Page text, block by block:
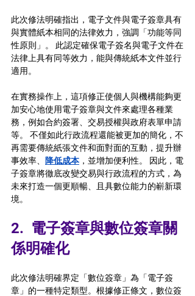
此次修法明確指出，電子文件與電子簽章具有
與實體紙本相同的法律效力，強調「功能等同
性原則」。 此認定確保電子簽名與電子文件在
法律上具有同等效力，能與傳統紙本文件並行
適用。
在實務操作上，這項修正使個人與機構能夠更
加安心地使用電子簽章與文件來處理各種業
務，例如合約簽署、交易授權與政府表單申請
等。 不僅如此行政流程還能被更加的簡化，不
再需要傳統紙張文件和面對面的互動 ，提升辦
事效率、
降低成本，並增加便利性。 因此，電
子簽章將徹底改變交易與行政流程的方式，為
未來打造一個更順暢、且具數位能力的嶄新環
境。
2. 電子簽章與數位簽章關
係明確化
此次修法明確界定「數位簽章」為「電子簽
章」的一種特定類型。根據修正條文，數位簽